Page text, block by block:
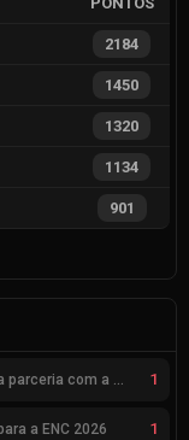
2184
1450
1320
1134
901
Saiba por que o Fluxo W7M não avançou na parceria com a Riot 1
a ENC 2026 1